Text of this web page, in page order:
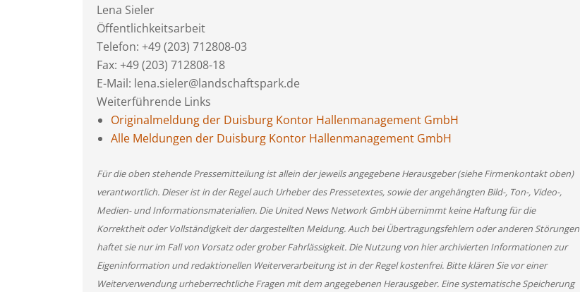
Lena Sieler
Öffentlichkeitsarbeit
Telefon: +49 (203) 712808-03
Fax: +49 (203) 712808-18
E-Mail: lena.sieler@landschaftspark.de
Weiterführende Links
Originalmeldung der Duisburg Kontor Hallenmanagement GmbH
Alle Meldungen der Duisburg Kontor Hallenmanagement GmbH
Für die oben stehende Pressemitteilung ist allein der jeweils angegebene Herausgeber (siehe Firmenkontakt oben)
verantwortlich. Dieser ist in der Regel auch Urheber des Pressetextes, sowie der angehängten Bild-, Ton-, Video-,
Medien- und Informationsmaterialien. Die United News Network GmbH übernimmt keine Haftung für die
Korrektheit oder Vollständigkeit der dargestellten Meldung. Auch bei Übertragungsfehlern oder anderen Störungen
haftet sie nur im Fall von Vorsatz oder grober Fahrlässigkeit. Die Nutzung von hier archivierten Informationen zur
Eigeninformation und redaktionellen Weiterverarbeitung ist in der Regel kostenfrei. Bitte klären Sie vor einer
Weiterverwendung urheberrechtliche Fragen mit dem angegebenen Herausgeber. Eine systematische Speicherung